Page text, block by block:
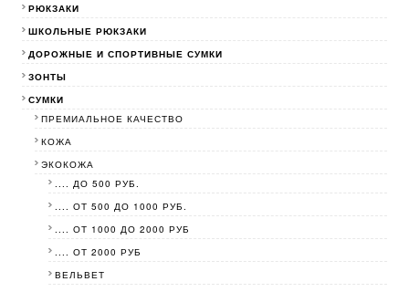
РЮКЗАКИ
ШКОЛЬНЫЕ РЮКЗАКИ
ДОРОЖНЫЕ И СПОРТИВНЫЕ СУМКИ
ЗОНТЫ
СУМКИ
ПРЕМИАЛЬНОЕ КАЧЕСТВО
КОЖА
ЭКОКОЖА
.... ДО 500 РУБ.
.... ОТ 500 ДО 1000 РУБ.
.... ОТ 1000 ДО 2000 РУБ
.... ОТ 2000 РУБ
ВЕЛЬВЕТ